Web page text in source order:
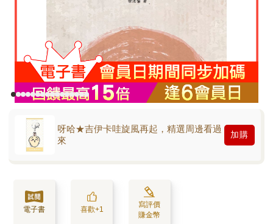
呀哈★吉伊卡哇旋風再起，精選周邊看過
來
加購
電子書 喜歡+1
寫評價
賺金幣